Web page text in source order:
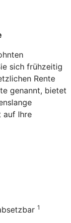
sich frühzeitig
Rente
genannt, bietet
auf Ihre
1